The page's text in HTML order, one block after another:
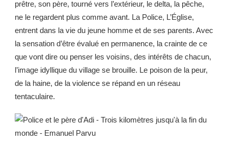
prêtre, son père, tourné vers l’extérieur, le delta, la pêche,
ne le regardent plus comme avant. La Police, L’Église,
entrent dans la vie du jeune homme et de ses parents. Avec
la sensation d’être évalué en permanence, la crainte de ce
que vont dire ou penser les voisins, des intérêts de chacun,
l’image idyllique du village se brouille. Le poison de la peur,
de la haine, de la violence se répand en un réseau
tentaculaire.